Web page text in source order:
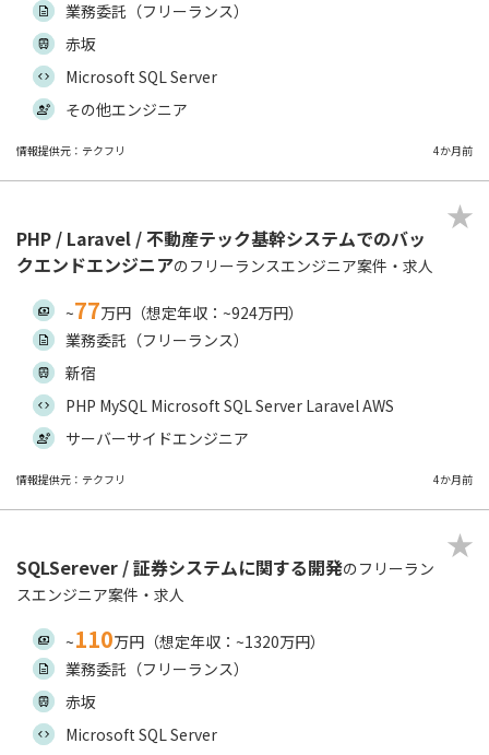
業務委託（フリーランス）
赤坂
Microsoft SQL Server
その他エンジニア
情報提供元：テクフリ 4か月前
PHP / Laravel / 不動産テック基幹システムでのバッ
クエンドエンジニアのフリーランスエンジニア案件・求人
~77万円（想定年収：~924万円）
業務委託（フリーランス）
新宿
PHP MySQL Microsoft SQL Server Laravel AWS
サーバーサイドエンジニア
情報提供元：テクフリ 4か月前
SQLSerever / 証券システムに関する開発のフリーラン
スエンジニア案件・求人
~110万円（想定年収：~1320万円）
業務委託（フリーランス）
赤坂
Microsoft SQL Server